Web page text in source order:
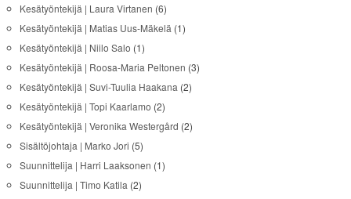
Kesätyöntekijä | Laura Virtanen (6)
Kesätyöntekijä | Matias Uus-Mäkelä (1)
Kesätyöntekijä | Niilo Salo (1)
Kesätyöntekijä | Roosa-Maria Peltonen (3)
Kesätyöntekijä | Suvi-Tuulia Haakana (2)
Kesätyöntekijä | Topi Kaarlamo (2)
Kesätyöntekijä | Veronika Westergård (2)
Sisältöjohtaja | Marko Jori (5)
Suunnittelija | Harri Laaksonen (1)
Suunnittelija | Timo Katila (2)